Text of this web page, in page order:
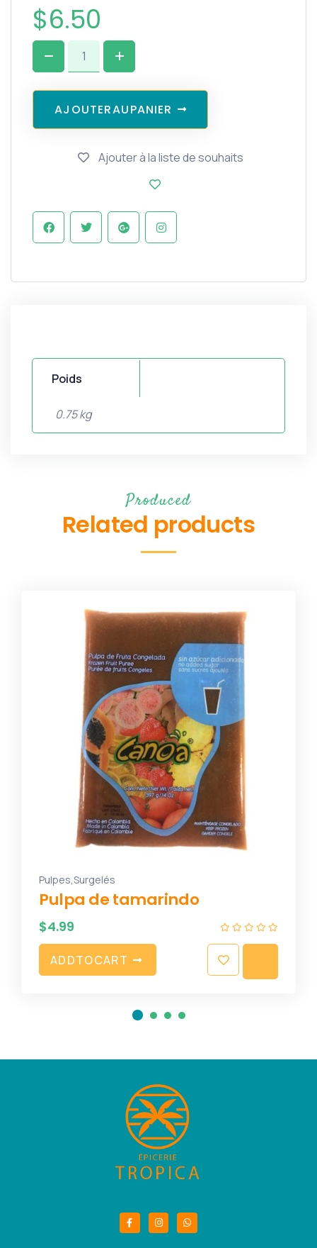
$6.50
AJ OUTERAUPANIER
Ajouter à la liste de souhaits
Poids
0.75 kg
Produced
Related products
Pulpes,Surgelés
Pulpa de tamarindo
$4.99
ADDTOCART